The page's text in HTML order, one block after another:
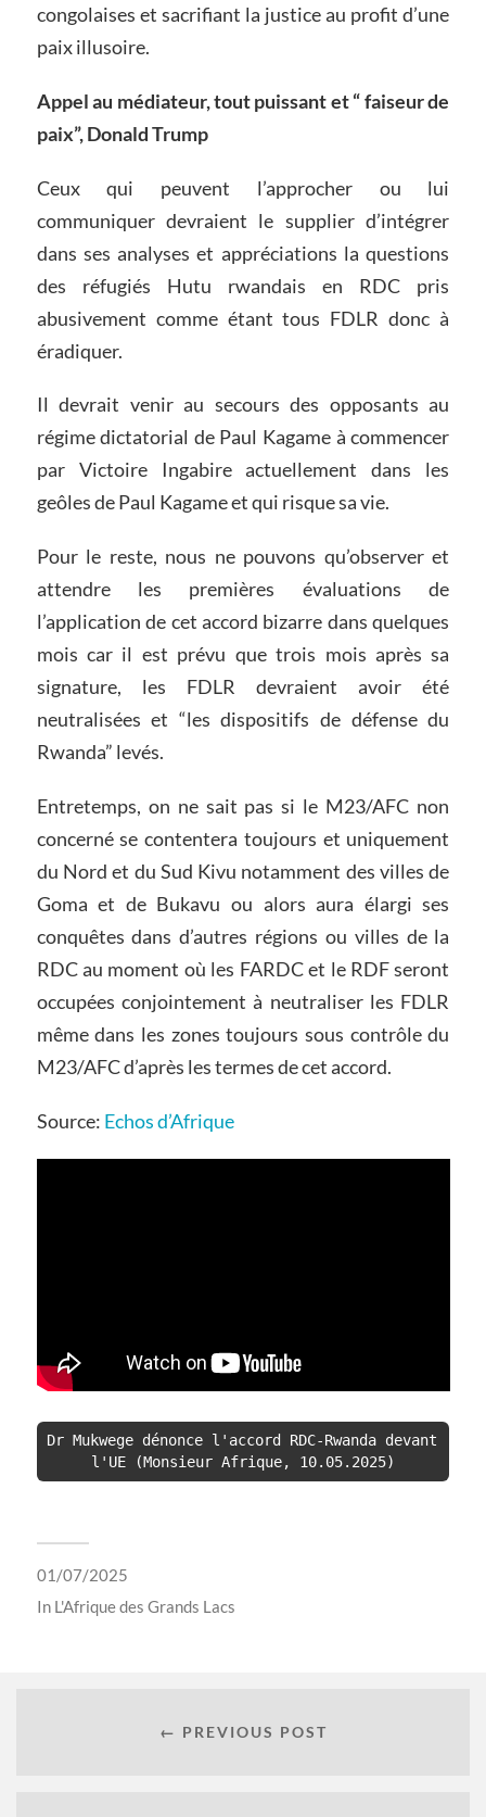
congolaises et sacrifiant la justice au profit d’une
paix illusoire.
Appel au médiateur, tout puissant et “ faiseur de
paix”, Donald Trump
Ceux qui peuvent l’approcher ou lui
communiquer devraient le supplier d’intégrer
dans ses analyses et appréciations la questions
des réfugiés Hutu rwandais en RDC pris
abusivement comme étant tous FDLR donc à
éradiquer.
Il devrait venir au secours des opposants au
régime dictatorial de Paul Kagame à commencer
par Victoire Ingabire actuellement dans les
geôles de Paul Kagame et qui risque sa vie.
Pour le reste, nous ne pouvons qu’observer et
attendre les premières évaluations de
l’application de cet accord bizarre dans quelques
mois car il est prévu que trois mois après sa
signature, les FDLR devraient avoir été
neutralisées et “les dispositifs de défense du
Rwanda” levés.
Entretemps, on ne sait pas si le M23/AFC non
concerné se contentera toujours et uniquement
du Nord et du Sud Kivu notamment des villes de
Goma et de Bukavu ou alors aura élargi ses
conquêtes dans d’autres régions ou villes de la
RDC au moment où les FARDC et le RDF seront
occupées conjointement à neutraliser les FDLR
même dans les zones toujours sous contrôle du
M23/AFC d’après les termes de cet accord.
Source: Echos d’Afrique
Dr Mukwege dénonce l'accord RDC-Rwanda devant
l'UE (Monsieur Afrique, 10.05.2025)
01/07/2025
In L'Afrique des Grands Lacs
← PREVIOUS POST